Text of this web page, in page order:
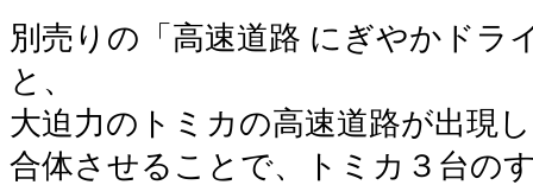
別売りの「高速道路 にぎやかドラ
と、
大迫力のトミカの高速道路が出現
合体させることで、トミカ３台の